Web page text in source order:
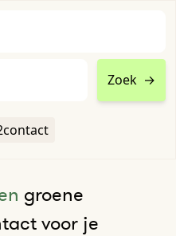
Zoek →
groene
voor je